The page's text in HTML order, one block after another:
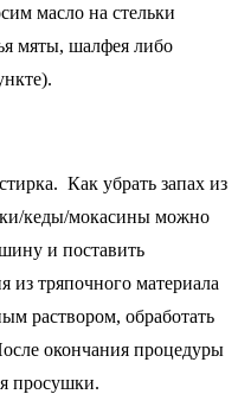
масло на стельки
мяты, шалфея либо
Как убрать запах из
кеды/мокасины можно
и поставить
из тряпочного материала
раствором, обработать
окончания процедуры
просушки.